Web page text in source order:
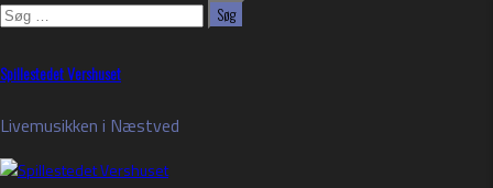
Søg
Skip
to
content
Spillestedet Vershuset
Livemusikken i Næstved